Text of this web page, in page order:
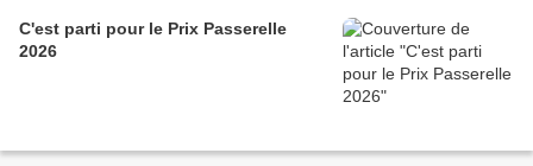
C'est parti pour le Prix Passerelle
2026